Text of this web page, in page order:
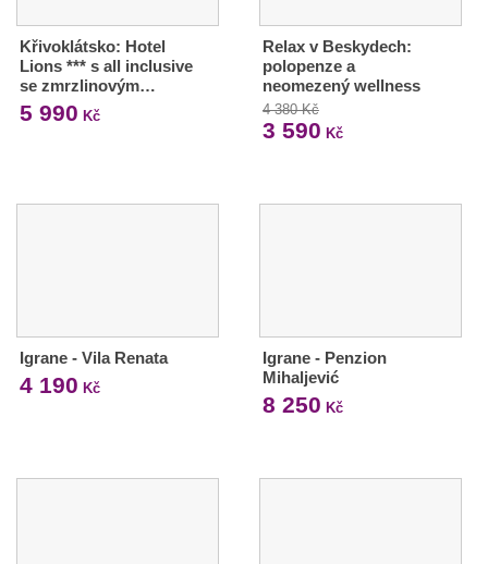
Křivoklátsko: Hotel
Lions *** s all inclusive
se zmrzlinovým…
5 990 Kč
Relax v Beskydech:
polopenze a
neomezený wellness
4 380 Kč
3 590 Kč
Igrane - Vila Renata
4 190 Kč
Igrane - Penzion
Mihaljević
8 250 Kč